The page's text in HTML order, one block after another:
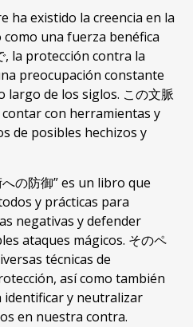
ha existido la creencia en la
una fuerza benéfica
, la protección contra la
preocupación constante
largo de los siglos. この文脈
con herramientas y
de posibles hechizos y
の防御”es un libro que
y prácticas para
negativas y defender
ataques mágicos. そのペ
técnicas de
, así como también
identificar y neutralizar
en nuestra contra.